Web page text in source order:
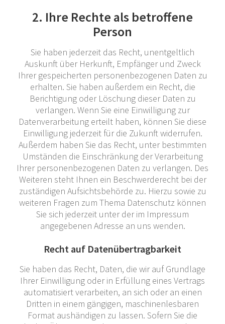
2. Ihre Rechte als betroffene
Person
Sie haben jederzeit das Recht, unentgeltlich
Auskunft über Herkunft, Empfänger und Zweck
Ihrer gespeicherten personenbezogenen Daten zu
erhalten. Sie haben außerdem ein Recht, die
Berichtigung oder Löschung dieser Daten zu
verlangen. Wenn Sie eine Einwilligung zur
Datenverarbeitung erteilt haben, können Sie diese
Einwilligung jederzeit für die Zukunft widerrufen.
Außerdem haben Sie das Recht, unter bestimmten
Umständen die Einschränkung der Verarbeitung
Ihrer personenbezogenen Daten zu verlangen. Des
Weiteren steht Ihnen ein Beschwerderecht bei der
zuständigen Aufsichtsbehörde zu. Hierzu sowie zu
weiteren Fragen zum Thema Datenschutz können
Sie sich jederzeit unter der im Impressum
angegebenen Adresse an uns wenden.
Recht auf Datenübertragbarkeit
Sie haben das Recht, Daten, die wir auf Grundlage
Ihrer Einwilligung oder in Erfüllung eines Vertrags
automatisiert verarbeiten, an sich oder an einen
Dritten in einem gängigen, maschinenlesbaren
Format aushändigen zu lassen. Sofern Sie die